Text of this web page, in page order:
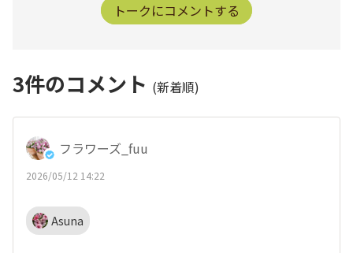
トークにコメントする
3件のコメント (新着順)
フラワーズ_fuu
2026/05/12 14:22
Asuna